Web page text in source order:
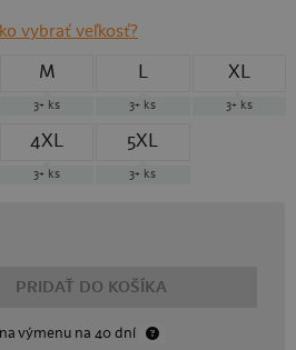
vybrať veľkosť?
M
3+ ks
L
3+ ks
XL
3+ ks
4XL
3+ ks
5XL
3+ ks
PRIDAŤ DO KOŠÍKA
výmenu na 40 dní